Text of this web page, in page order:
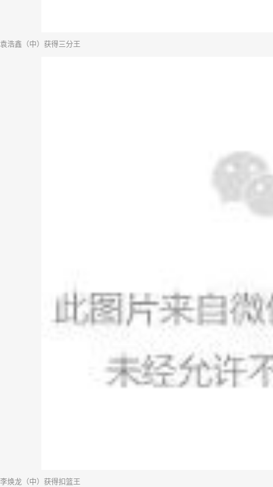
袁浩鑫（中）获得三分王
李焕龙（中）获得扣篮王